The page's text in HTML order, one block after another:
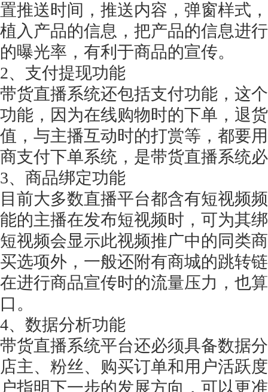
置推送时间，推送内容，弹窗样式
植入产品的信息，把产品的信息进
的曝光率，有利于商品的宣传。
2、支付提现功能
带货直播系统还包括支付功能，这
功能，因为在线购物时的下单，退
值，与主播互动时的打赏等，都要
商支付下单系统，是带货直播系统
3、商品绑定功能
目前大多数直播平台都含有短视频
能的主播在发布短视频时，可为其
短视频会显示此视频推广中的同类
买选项外，一般还附有商城的跳转
在进行商品宣传时的流量压力，也
口。
4、数据分析功能
带货直播系统平台还必须具备数据
店主、粉丝、购买订单和用户活跃
户指明下一步的发展方向，可以更